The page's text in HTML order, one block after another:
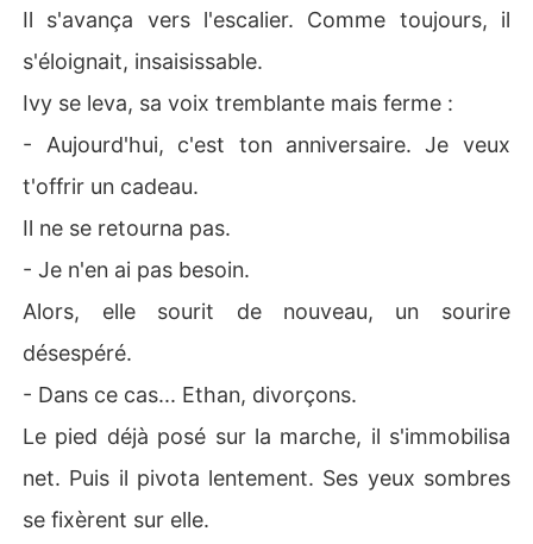
Il s'avança vers l'escalier. Comme toujours, il
s'éloignait, insaisissable.
Ivy se leva, sa voix tremblante mais ferme :
- Aujourd'hui, c'est ton anniversaire. Je veux
t'offrir un cadeau.
Il ne se retourna pas.
- Je n'en ai pas besoin.
Alors, elle sourit de nouveau, un sourire
désespéré.
- Dans ce cas... Ethan, divorçons.
Le pied déjà posé sur la marche, il s'immobilisa
net. Puis il pivota lentement. Ses yeux sombres
se fixèrent sur elle.